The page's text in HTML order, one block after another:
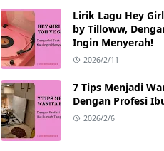
Lirik Lagu Hey
by Tilloww,
Ingin Menyerah!
2026/2/11
7 Tips Menjadi
Dengan Profesi
2026/2/6